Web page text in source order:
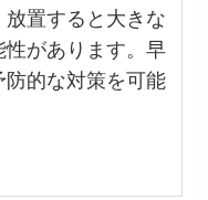
置すると大きな
性があります。早
的な対策を可能